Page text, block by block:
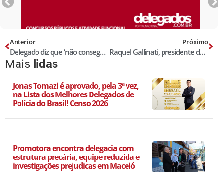
Anterior
Delegado diz que ‘não consegue andar na rua’ após virar celebridade na web
Próximo
Raquel Gallinati, presidente do Sindpesp, toma posse como diretora da Adepol do Brasil
Mais lidas
Jonas Tomazi é aprovado, pela 3ª vez,
na Lista dos Melhores Delegados de
Polícia do Brasil! Censo 2026
Promotora encontra delegacia com
estrutura precária, equipe reduzida e
investigações prejudicas em Maceió